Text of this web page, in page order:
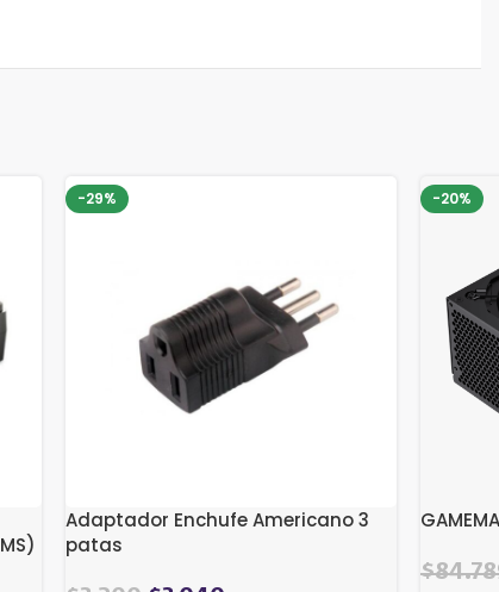
-29%
Adaptador Enchufe Americano 3
patas
-20%
El
$